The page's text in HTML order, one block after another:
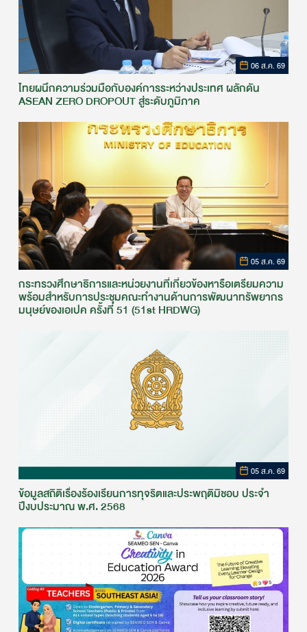
06 ส.ค. 69
ไทยผนึกความร่วมมือกับองค์การระหว่างประเทศ ผลักดัน
ASEAN ZERO DROPOUT สู่ระดับภูมิภาค
05 ส.ค. 69
กระทรวงศึกษาธิการและหน่วยงานที่เกี่ยวข้องหารือเตรียมความ
พร้อมสำหรับการประชุมคณะทำงานด้านการพัฒนาทรัพยากร
มนุษย์ของเอเปค ครั้งที่ 51 (51st HRDWG)
05 ส.ค. 69
ข้อมูลสถิติเรื่องร้องเรียนการทุจริตและประพฤติมิชอบ ประจำ
ปีงบประมาณ พ.ศ. 2568